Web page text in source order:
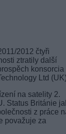
2012 čtyři
ztratily další
konsorcia
Ltd
na satelity 2.
Status Británie
z práce
považuje za